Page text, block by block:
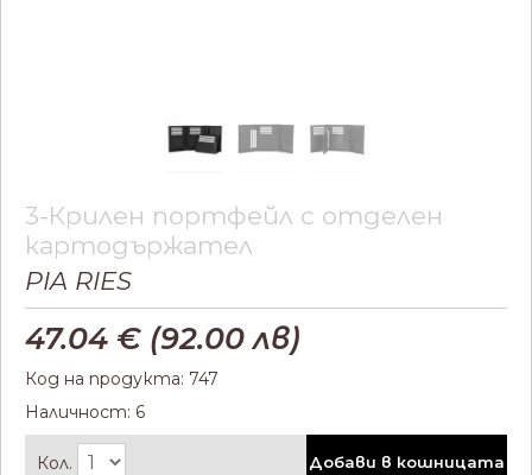
3-Крилен портфейл с отделен
картодържател
PIA RIES
47.04 € (92.00 лв)
Код на продукта: 747
Наличност: 6
Кол. Добави в кошницата